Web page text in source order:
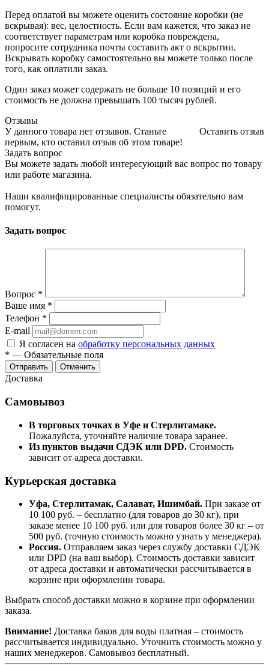
Перед оплатой вы можете оценить состояние коробки (не
вскрывая): вес, целостность. Если вам кажется, что заказ не
соответствует параметрам или коробка повреждена,
попросите сотрудника почты составить акт о вскрытии.
Вскрывать коробку самостоятельно вы можете только после
того, как оплатили заказ.
Один заказ может содержать не больше 10 позиций и его
стоимость не должна превышать 100 тысяч рублей.
Отзывы
Оставить отзыв
У данного товара нет отзывов. Станьте
первым, кто оставил отзыв об этом товаре!
Задать вопрос
Вы можете задать любой интересующий вас вопрос по товару
или работе магазина.
Наши квалифицированные специалисты обязательно вам
помогут.
Задать вопрос
Вопрос *
Ваше имя *
Телефон *
E-mail
Я согласен на обработку персональных данных
* — Обязательные поля
Отправить Отменить
Доставка
Самовывоз
В торговых точках в Уфе и Стерлитамаке.
Пожалуйста, уточняйте наличие товара заранее.
Из пунктов выдачи СДЭК или DPD. Стоимость
зависит от адреса доставки.
Курьерская доставка
Уфа, Стерлитамак, Салават, Ишимбай. При заказе от
10 100 руб. – бесплатно (для товаров до 30 кг), при
заказе менее 10 100 руб. или для товаров более 30 кг – от
500 руб. (точную стоимость можно узнать у менеджера).
Россия. Отправляем заказ через службу доставки СДЭК
или DPD (на ваш выбор). Стоимость доставки зависит
от адреса доставки и автоматически рассчитывается в
корзине при оформлении товара.
Выбрать способ доставки можно в корзине при оформлении
заказа.
Внимание! Доставка баков для воды платная – стоимость
рассчитывается индивидуально. Уточнить стоимость можно у
наших менеджеров. Самовывоз бесплатный.